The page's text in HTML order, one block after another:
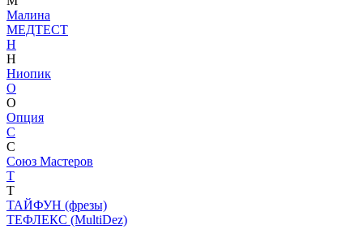
Малина
МЕДТЕСТ
Н
Н
Ниопик
О
О
Опция
С
С
Союз Мастеров
Т
Т
ТАЙФУН (фрезы)
ТЕФЛЕКС (MultiDez)